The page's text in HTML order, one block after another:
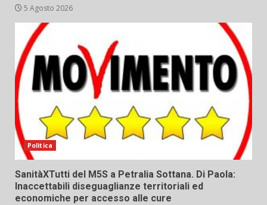
5 Agosto 2026
Politica
SanitàXTutti del M5S a Petralia Sottana. Di Paola:
Inaccettabili diseguaglianze territoriali ed
economiche per accesso alle cure